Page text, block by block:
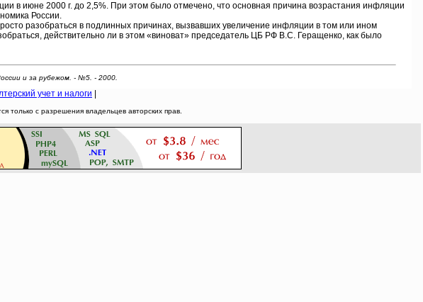
июне 2000 г. до 2,5%. При этом было отмечено, что основная причина возрастания инфляции
России.
разобраться в подлинных причинах, вызвавших увеличение инфляции в том или ином
действительно ли в этом «виноват» председатель ЦБ РФ B.C. Геращенко, как было
и за рубежом. - №5. - 2000.
учет и налоги
только с разрешения владельцев авторских прав.